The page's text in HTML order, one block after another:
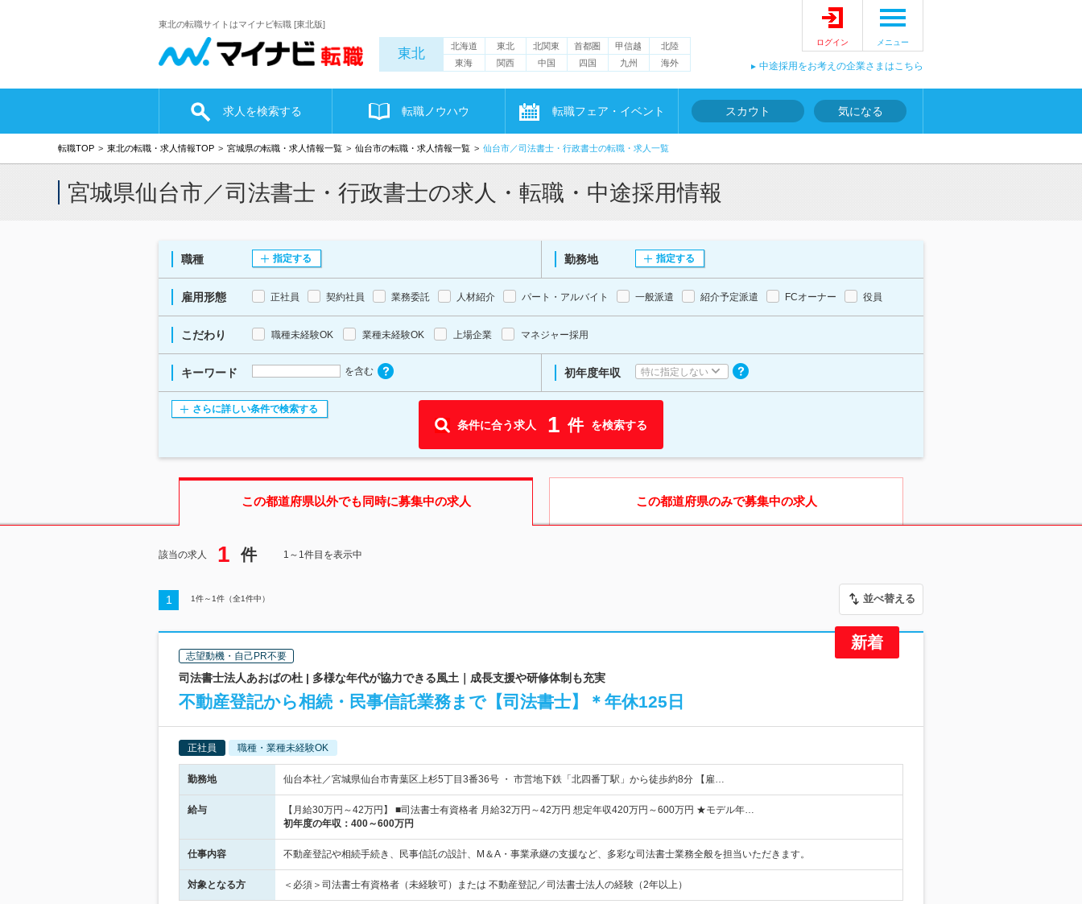
東北の転職サイトはマイナビ転職 [東北版]
東北 北海道 東北 北関東 首都圏 甲信越
北陸
東海
関西 中国 四国 九州 海外
ログイン メニュー
中途採用をお考えの企業さまはこちら
求人を検索する 転職ノウハウ 転職フェア・イベント スカウト 気になる
転職TOP 東北の転職・求人情報TOP 宮城県の転職・求人情報一覧 仙台市の転職・求人情報一覧 仙台市／司法書士・行政書士の転職・求人一覧
宮城県仙台市／司法書士・行政書士の求人・転職・中途採用情報
職種 指定する 勤務地 指定する
雇用形態 正社員 契約社員 業務委託 人材紹介 パート・アルバイト 一般派遣 紹介予定派遣 FCオーナー 役員
こだわり 職種未経験OK 業種未経験OK 上場企業 マネジャー採用
キーワード を含む 初年度年収 特に指定しない
さらに詳しい条件で検索する
条件に合う求人 1 件 を検索する
この都道府県以外でも同時に募集中の求人 この都道府県のみで募集中の求人
該当の求人 1 件 1～1件目を表示中
1 1件～ 1件（全1件中） 並べ替える
志望動機・自己PR不要
司法書士法人あおばの杜 | 多様な年代が協力できる風土｜成長支援や研修体制も充実
不動産登記から相続・民事信託業務まで【司法書士】＊年休125日
正社員 職種・業種未経験OK
勤務地 仙台本社／宮城県仙台市青葉区上杉5丁目3番36号 ・ 市営地下鉄「北四番丁駅」から徒歩約8分 【雇…
給与
【月給30万円～42万円】 ■司法書士有資格者 月給32万円～42万円 想定年収420万円～600万円 ★モデル年…
初年度の年収： 400～600万円
仕事内容 不動産登記や相続手続き、民事信託の設計、M＆A・事業承継の支援など、多彩な司法書士業務全般を担当いただきます。
対象となる方 ＜必須＞司法書士有資格者（未経験可）または 不動産登記／司法書士法人の経験（2年以上）